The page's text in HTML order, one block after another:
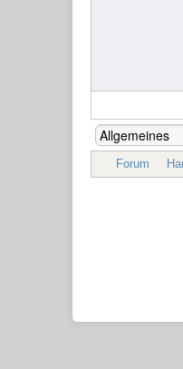
Forum